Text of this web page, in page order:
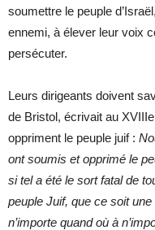
soumettre le peuple
ennemi, à élever leur voix
persécuter.
Leurs dirigeants doivent
de Bristol, écrivait au
oppriment le peuple juif :
ont soumis et opprimé le
si tel a été le sort fatal de
peuple Juif, que ce soit
n’importe quand où à